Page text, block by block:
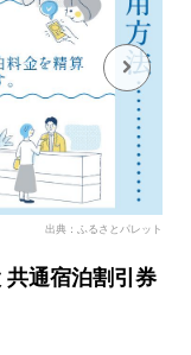
出典：ふるさとパレット
共通宿泊割引券